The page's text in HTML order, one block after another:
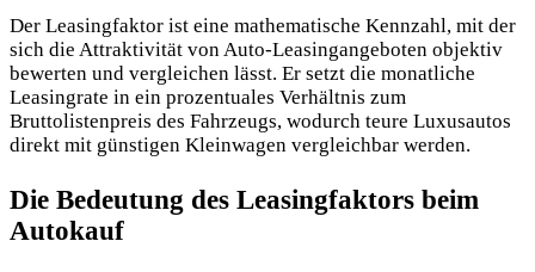
Der Leasingfaktor ist eine mathematische Kennzahl, mit der
sich die Attraktivität von Auto-Leasingangeboten objektiv
bewerten und vergleichen lässt. Er setzt die monatliche
Leasingrate in ein prozentuales Verhältnis zum
Bruttolistenpreis des Fahrzeugs, wodurch teure Luxusautos
direkt mit günstigen Kleinwagen vergleichbar werden.
Die Bedeutung des Leasingfaktors beim
Autokauf